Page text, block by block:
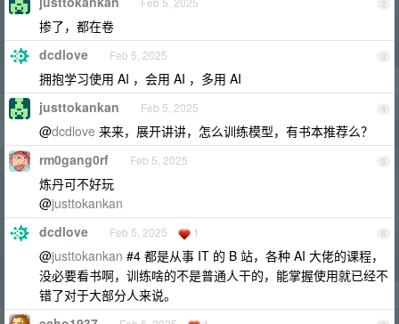
2
掺了，都在卷
3
dcdlove Feb 5, 2025
拥抱学习使用 AI ，会用 AI ，多用 AI
4
justtokankan Feb 5, 2025
@dcdlove 来来，展开讲讲，怎么训练模型，有书本推荐么？
5
rm0gang0rf Feb 5, 2025
炼丹可不好玩
@justtokankan
6
dcdlove Feb 5, 2025 1
@justtokankan #4 都是从事 IT 的 B 站，各种 AI 大佬的课程，
没必要看书啊，训练啥的不是普通人干的，能掌握使用就已经不
错了对于大部分人来说。